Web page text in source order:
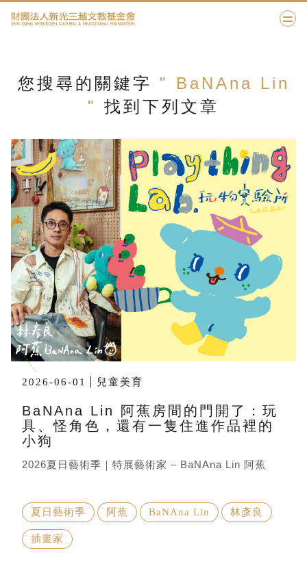
您搜尋的關鍵字 " BaNAna Lin
" 找到下列文章
2026-06-01 兒童美育
BaNAna Lin 阿蕉房間的門開了：玩
具、怪角色，還有一隻住進作品裡的
小狗
2026夏日藝術季｜特展藝術家 – BaNAna Lin 阿蕉
夏日藝術季 阿蕉 BaNAna Lin 林彥良
插畫家